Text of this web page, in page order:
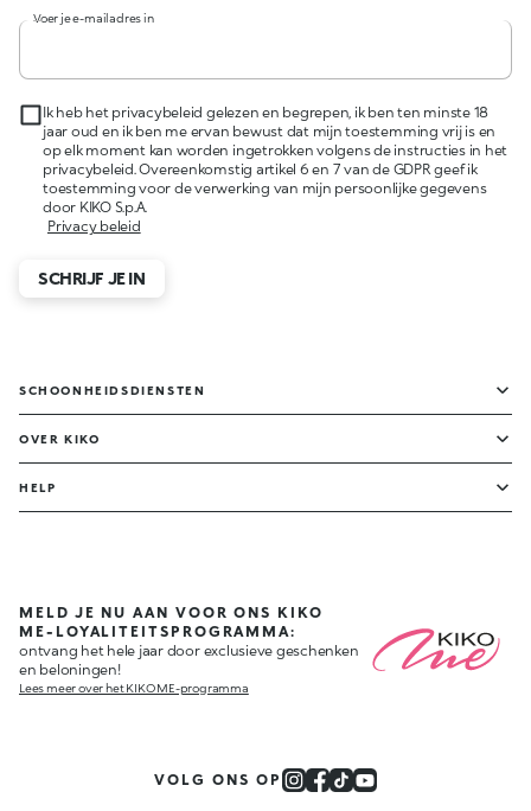
Voer je e-mailadres in
Ik heb het privacybeleid gelezen en begrepen, ik ben ten minste 18
jaar oud en ik ben me ervan bewust dat mijn toestemming vrij is en
op elk moment kan worden ingetrokken volgens de instructies in het
privacybeleid. Overeenkomstig artikel 6 en 7 van de GDPR geef ik
toestemming voor de verwerking van mijn persoonlijke gegevens
door KIKO S.p.A.
Privacy beleid
SCHRIJF JE IN
SCHOONHEIDSDIENSTEN
OVER KIKO
HELP
MELD JE NU AAN VOOR ONS KIKO
ME-LOYALITEITSPROGRAMMA:
ontvang het hele jaar door exclusieve geschenken
en beloningen!
Lees meer over het KIKO ME-programma
VOLG ONS OP